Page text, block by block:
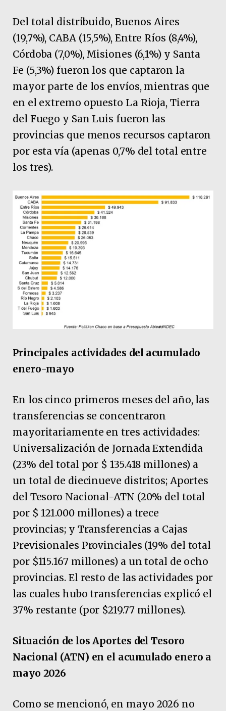
Del total distribuido, Buenos Aires
(19,7%), CABA (15,5%), Entre Ríos (8,4%),
Córdoba (7,0%), Misiones (6,1%) y Santa
Fe (5,3%) fueron los que captaron la
mayor parte de los envíos, mientras que
en el extremo opuesto La Rioja, Tierra
del Fuego y San Luis fueron las
provincias que menos recursos captaron
por esta vía (apenas 0,7% del total entre
los tres).
Principales actividades del acumulado
enero-mayo
En los cinco primeros meses del año, las
transferencias se concentraron
mayoritariamente en tres actividades:
Universalización de Jornada Extendida
(23% del total por $ 135.418 millones) a
un total de diecinueve distritos; Aportes
del Tesoro Nacional-ATN (20% del total
por $ 121.000 millones) a trece
provincias; y Transferencias a Cajas
Previsionales Provinciales (19% del total
por $115.167 millones) a un total de ocho
provincias. El resto de las actividades por
las cuales hubo transferencias explicó el
37% restante (por $219.77 millones).
Situación de los Aportes del Tesoro
Nacional (ATN) en el acumulado enero a
mayo 2026
Como se mencionó, en mayo 2026 no